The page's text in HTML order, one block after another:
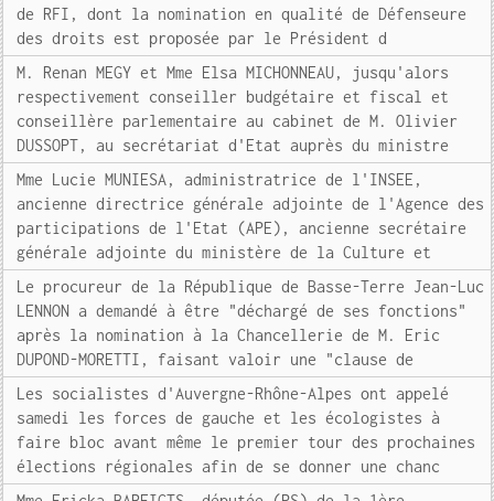
de RFI, dont la nomination en qualité de Défenseure
des droits est proposée par le Président d
M. Renan MEGY et Mme Elsa MICHONNEAU, jusqu'alors
respectivement conseiller budgétaire et fiscal et
conseillère parlementaire au cabinet de M. Olivier
DUSSOPT, au secrétariat d'Etat auprès du ministre
Mme Lucie MUNIESA, administratrice de l'INSEE,
ancienne directrice générale adjointe de l'Agence des
participations de l'Etat (APE), ancienne secrétaire
générale adjointe du ministère de la Culture et
Le procureur de la République de Basse-Terre Jean-Luc
LENNON a demandé à être "déchargé de ses fonctions"
après la nomination à la Chancellerie de M. Eric
DUPOND-MORETTI, faisant valoir une "clause de
Les socialistes d'Auvergne-Rhône-Alpes ont appelé
samedi les forces de gauche et les écologistes à
faire bloc avant même le premier tour des prochaines
élections régionales afin de se donner une chanc